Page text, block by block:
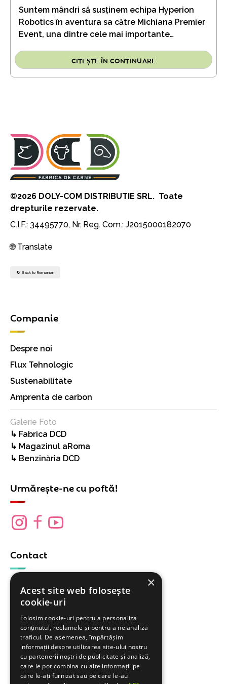
Suntem mândri să susținem echipa Hyperion
Robotics în aventura sa către Michiana Premier
Event, una dintre cele mai importante
CITEȘTE ÎN CONTINUARE
©2026 DOLY-COM DISTRIBUTIE SRL. Toate
drepturile rezervate.
C.I.F.: 34495770, Nr. Reg. Com.: J2015000182070
🌐 Translate
🔄 Back to Romanian
Companie
Despre noi
Flux Tehnologic
Sustenabilitate
Amprenta de carbon
Galerie Foto
↳ Fabrica DCD
↳ Magazinul aRoma
↳ Benzinăria DCD
Urmărește-ne cu poftă!
Contact
Formular contact
Achiziții animale
Cere o ofertă!
Vizitează-ne!
Magazin
×
Acest site web folosește
cookie-uri
Folosim cookie-uri pentru a personaliza
conținutul, reclamele și pentru a ne analiza
traficul. De asemenea, împărtășim
informații despre utilizarea site-ului nostru
cu partenerii noștri de publicitate și analiză,
care le pot combina cu alte informații pe
care le-ați furnizat sau pe care le-au